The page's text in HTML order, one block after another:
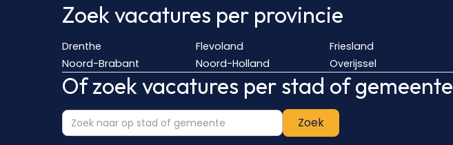
Zoek vacatures per provincie
Drenthe Flevoland Friesland
Noord-Brabant
Noord-Holland Overijssel
Of zoek vacatures per stad of gemeente